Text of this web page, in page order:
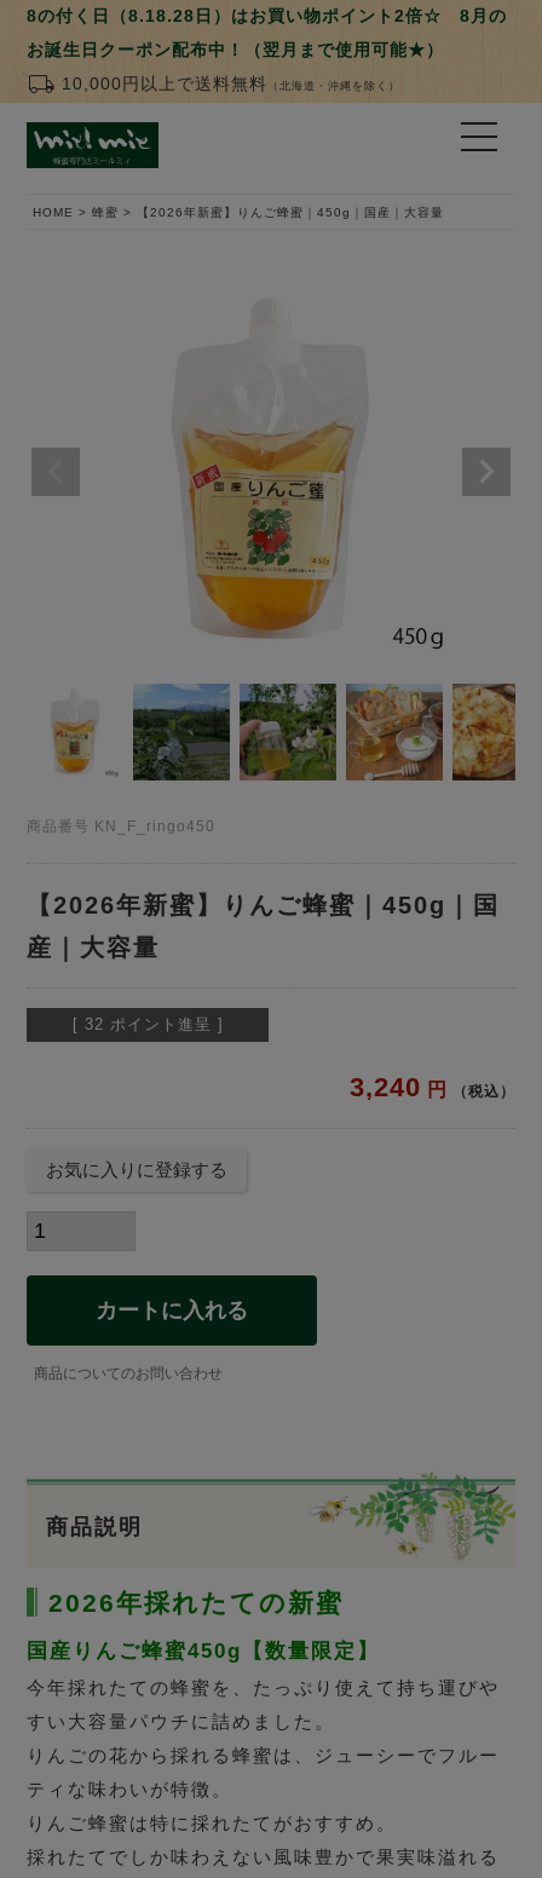
8の付く日（8.18.28日）はお買い物ポイント2倍☆ 8月の
お誕生日クーポン配布中！（翌月まで使用可能★）
local_shipping 10,000円以上で送料無料 （北海道・沖縄を除く）
HOME 蜂蜜 【2026年新蜜】りんご蜂蜜｜450g｜国産｜大容量
商品番号 KN_F_ringo450
【2026年新蜜】りんご蜂蜜｜450g｜国
産｜大容量
[ 32 ポイント進呈 ]
3,240 税込
お気に入りに登録する
カートに入れる
商品についてのお問い合わせ
商品説明
2026年採れたての新蜜
国産りんご蜂蜜450g【数量限定】
今年採れたての蜂蜜を、たっぷり使えて持ち運びや
すい大容量パウチに詰めました。
りんごの花から採れる蜂蜜は、ジューシーでフルー
ティな味わいが特徴。
りんご蜂蜜は特に採れたてがおすすめ。
採れたてでしか味わえない風味豊かで果実味溢れる